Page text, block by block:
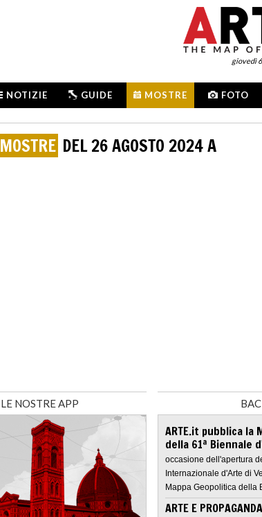
giovedì
NOTIZIE GUIDE MOSTRE FOTO
MOSTRE DEL 26 AGOSTO 2024 A
LE NOSTRE APP
ARTE.it pubblica la
della 61ª Biennale
occasione dell'apertura
Internazionale d'Arte di
Mappa Geopolitica della
ARTE E